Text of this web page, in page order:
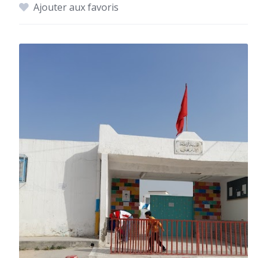
Ajouter aux favoris